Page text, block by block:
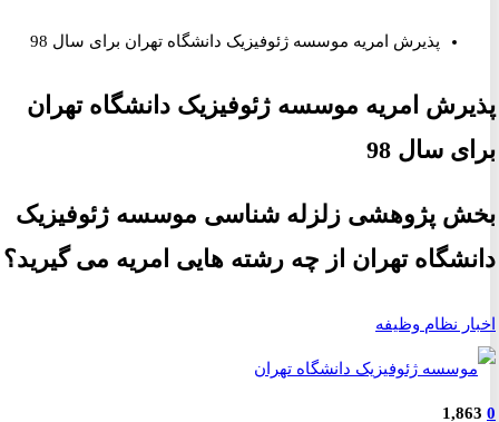
پذیرش امریه موسسه ژئوفیزیک دانشگاه تهران برای سال 98
امریه موسسه ژئوفیزیک دانشگاه تهران
سال 98
پژوهشی زلزله شناسی موسسه ژئوفیزیک
تهران از چه رشته هایی امریه می گیرید؟
نظام وظیفه